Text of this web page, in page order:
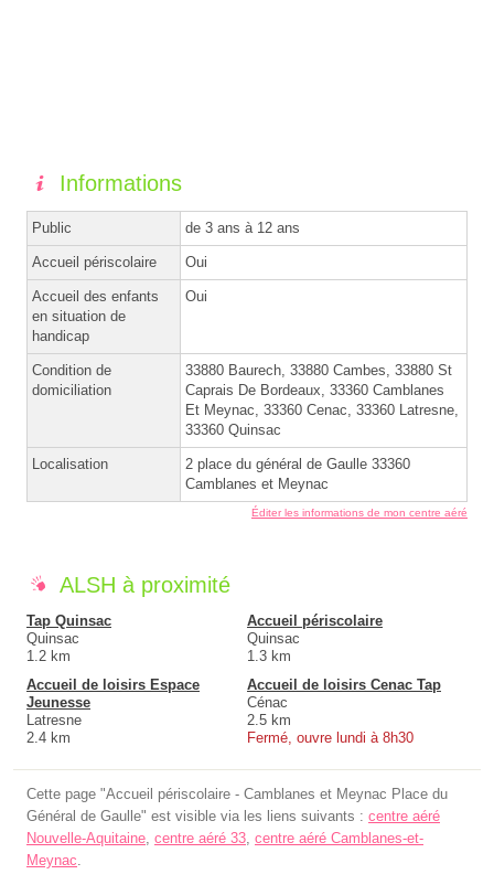
Informations
Public de 3 ans à 12 ans
Accueil périscolaire Oui
Accueil des enfants
en situation de
handicap
Oui
Condition de
domiciliation
33880 Baurech, 33880 Cambes, 33880 St
Caprais De Bordeaux, 33360 Camblanes
Et Meynac, 33360 Cenac, 33360 Latresne,
33360 Quinsac
Localisation
2 place du général de Gaulle 33360
Camblanes et Meynac
Éditer les informations de mon centre aéré
ALSH à proximité
Tap Quinsac
Quinsac
1.2 km
Accueil périscolaire
Quinsac
1.3 km
Accueil de loisirs Espace
Jeunesse
Latresne
2.4 km
Accueil de loisirs Cenac Tap
Cénac
2.5 km
Fermé, ouvre lundi à 8h30
Cette page "Accueil périscolaire - Camblanes et Meynac Place du
Général de Gaulle" est visible via les liens suivants : centre aéré
Nouvelle-Aquitaine, centre aéré 33, centre aéré Camblanes-et-
Meynac.